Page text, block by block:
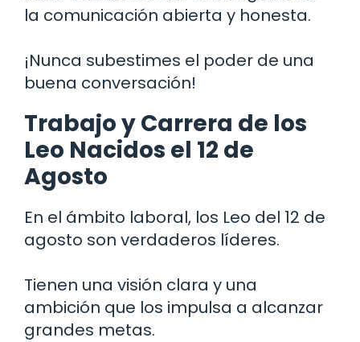
la comunicación abierta y honesta.
¡Nunca subestimes el poder de una
buena conversación!
Trabajo y Carrera de los
Leo Nacidos el 12 de
Agosto
En el ámbito laboral, los Leo del 12 de
agosto son verdaderos líderes.
Tienen una visión clara y una
ambición que los impulsa a alcanzar
grandes metas.